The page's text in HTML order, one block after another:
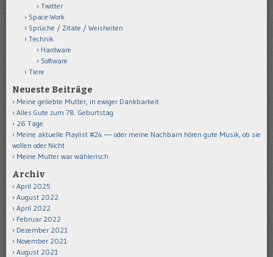
Twitter
Space-Work
Sprüche / Zitate / Weisheiten
Technik
Hardware
Software
Tiere
Neueste Beiträge
Meine geliebte Mutter, in ewiger Dankbarkeit
Alles Gute zum 78. Geburtstag
26 Tage
Meine aktuelle Playlist #24 —- oder meine Nachbarn hören gute Musik, ob sie
wollen oder Nicht
Meine Mutter war wählerisch
Archiv
April 2025
August 2022
April 2022
Februar 2022
Dezember 2021
November 2021
August 2021